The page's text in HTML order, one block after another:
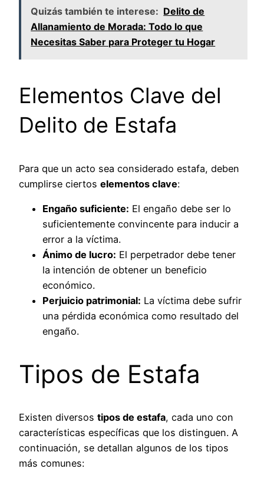
Quizás también te interese: Delito de
Allanamiento de Morada: Todo lo que
Necesitas Saber para Proteger tu Hogar
Elementos Clave del
Delito de Estafa
Para que un acto sea considerado estafa, deben
cumplirse ciertos elementos clave:
Engaño suficiente: El engaño debe ser lo
suficientemente convincente para inducir a
error a la víctima.
Ánimo de lucro: El perpetrador debe tener
la intención de obtener un beneficio
económico.
Perjuicio patrimonial: La víctima debe sufrir
una pérdida económica como resultado del
engaño.
Tipos de Estafa
Existen diversos tipos de estafa, cada uno con
características específicas que los distinguen. A
continuación, se detallan algunos de los tipos
más comunes: